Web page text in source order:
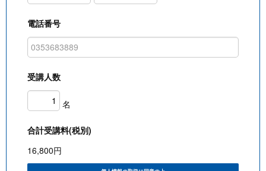
電話番号
受講人数
名
合計受講料(税別)
16,800円